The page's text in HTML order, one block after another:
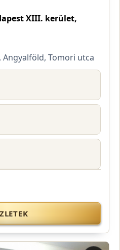
XIII. kerület,
Angyalföld, Tomori utca